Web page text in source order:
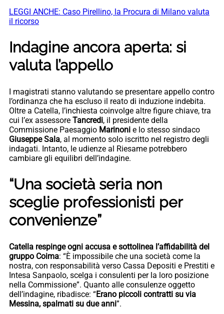
LEGGI ANCHE: Caso Pirellino, la Procura di Milano valuta
il ricorso
Indagine ancora aperta: si
valuta l’appello
I magistrati stanno valutando se presentare appello contro
l’ordinanza che ha escluso il reato di induzione indebita.
Oltre a Catella, l’inchiesta coinvolge altre figure chiave, tra
cui l’ex assessore Tancredi, il presidente della
Commissione Paesaggio Marinoni e lo stesso sindaco
Giuseppe Sala, al momento solo iscritto nel registro degli
indagati. Intanto, le udienze al Riesame potrebbero
cambiare gli equilibri dell’indagine.
“Una società seria non
sceglie professionisti per
convenienze”
Catella respinge ogni accusa e sottolinea l’affidabilità del
gruppo Coima: “È impossibile che una società come la
nostra, con responsabilità verso Cassa Depositi e Prestiti e
Intesa Sanpaolo, scelga i consulenti per la loro posizione
nella Commissione”. Quanto alle consulenze oggetto
dell’indagine, ribadisce: “Erano piccoli contratti su via
Messina, spalmati su due anni”.